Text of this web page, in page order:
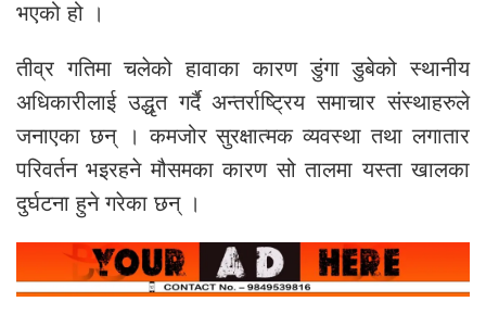
भएको हो ।
तीव्र गतिमा चलेको हावाका कारण डुंगा डुबेको स्थानीय
अधिकारीलाई उद्धृत गर्दै अन्तर्राष्ट्रिय समाचार संस्थाहरुले
जनाएका छन् । कमजोर सुरक्षात्मक व्यवस्था तथा लगातार
परिवर्तन भइरहने मौसमका कारण सो तालमा यस्ता खालका
दुर्घटना हुने गरेका छन् ।